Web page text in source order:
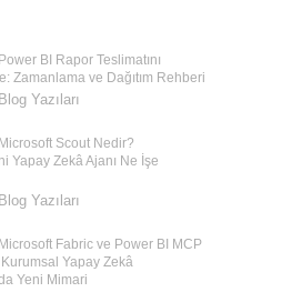
Power BI Rapor Teslimatını
Zamanlama ve Dağıtım Rehberi
Blog Yazıları
Microsoft Scout Nedir?
Yapay Zekâ Ajanı Ne İşe
Blog Yazıları
Microsoft Fabric ve Power BI MCP
Kurumsal Yapay Zekâ
Yeni Mimari